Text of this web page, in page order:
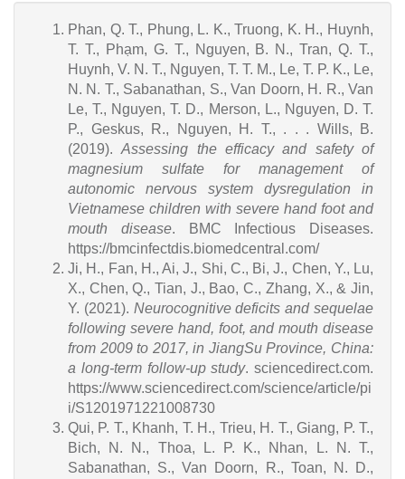
Phan, Q. T., Phung, L. K., Truong, K. H., Huynh,
T. T., Phạm, G. T., Nguyen, B. N., Tran, Q. T.,
Huynh, V. N. T., Nguyen, T. T. M., Le, T. P. K., Le,
N. N. T., Sabanathan, S., Van Doorn, H. R., Van
Le, T., Nguyen, T. D., Merson, L., Nguyen, D. T.
P., Geskus, R., Nguyen, H. T., . . . Wills, B.
(2019).Assessing the efficacy and safety of
magnesium sulfate for management of
autonomic nervous system dysregulation in
Vietnamese children with severe hand foot and
mouth disease. BMC Infectious Diseases.
https://bmcinfectdis.biomedcentral.com/
Ji, H., Fan, H., Ai, J., Shi, C., Bi, J., Chen, Y., Lu,
X., Chen, Q., Tian, J., Bao, C., Zhang, X., & Jin,
Y. (2021). Neurocognitive deficits and sequelae
following severe hand, foot, and mouth disease
from 2009 to 2017, in JiangSu Province, China:
a long-term follow-up study. sciencedirect.com.
https://www.sciencedirect.com/science/article/pi
i/S1201971221008730
Qui, P. T., Khanh, T. H., Trieu, H. T., Giang, P. T.,
Bich, N. N., Thoa, L. P. K., Nhan, L. N. T.,
Sabanathan, S., Van Doorn, R., Toan, N. D.,